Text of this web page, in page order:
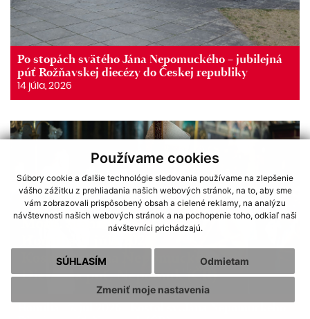
Používame cookies
Súbory cookie a ďalšie technológie sledovania používame na zlepšenie
vášho zážitku z prehliadania našich webových stránok, na to, aby sme
vám zobrazovali prispôsobený obsah a cielené reklamy, na analýzu
návštevnosti našich webových stránok a na pochopenie toho, odkiaľ naši
návštevníci prichádzajú.
SÚHLASÍM Odmietam
Zmeniť moje nastavenia
Po stopách svätého Jána Nepomuckého – jubilejná
púť Rožňavskej diecézy do Českej republiky
14 júla, 2026